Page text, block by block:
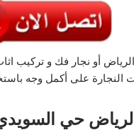
أو نجار فك و تركيب
على أكمل وجه
حي